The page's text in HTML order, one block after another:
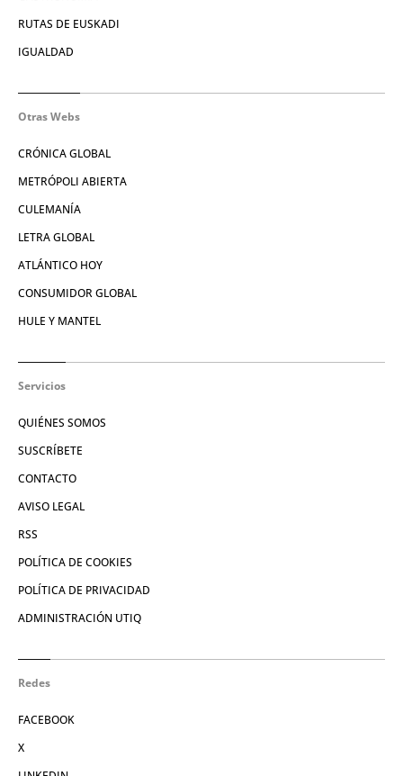
RUTAS DE EUSKADI
IGUALDAD
Otras Webs
CRÓNICA GLOBAL
METRÓPOLI ABIERTA
CULEMANÍA
LETRA GLOBAL
ATLÁNTICO HOY
CONSUMIDOR GLOBAL
HULE Y MANTEL
Servicios
QUIÉNES SOMOS
SUSCRÍBETE
CONTACTO
AVISO LEGAL
RSS
POLÍTICA DE COOKIES
POLÍTICA DE PRIVACIDAD
ADMINISTRACIÓN UTIQ
Redes
FACEBOOK
X